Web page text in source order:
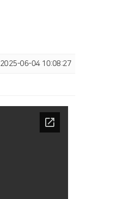
2025-06-04 10:08:27